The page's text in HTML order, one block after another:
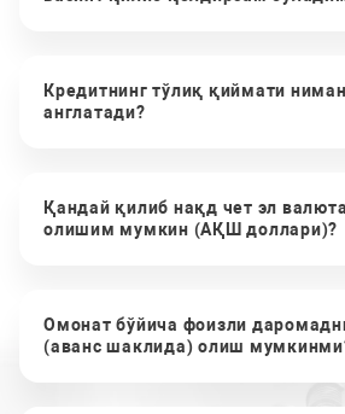
Кредитнинг тўлиқ қиймати
англатади?
Қандай қилиб нақд чет эл
олишим мумкин (АҚШ доллари)?
Омонат бўйича фоизли
(аванс шаклида) олиш